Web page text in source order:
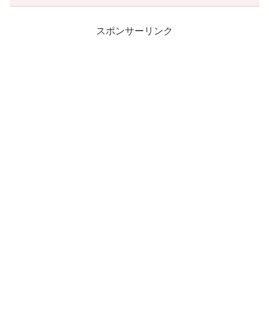
スポンサーリンク